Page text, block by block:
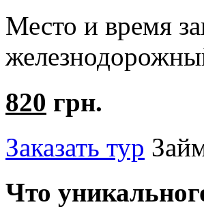
Место и время
820 грн.
Заказать тур
Что